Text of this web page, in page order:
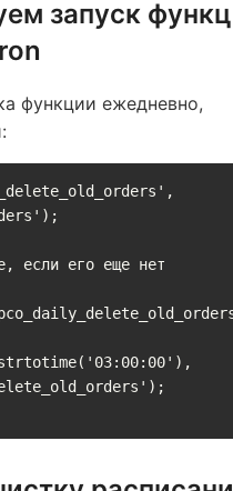
запуск
функции ежедневно,
если его еще нет